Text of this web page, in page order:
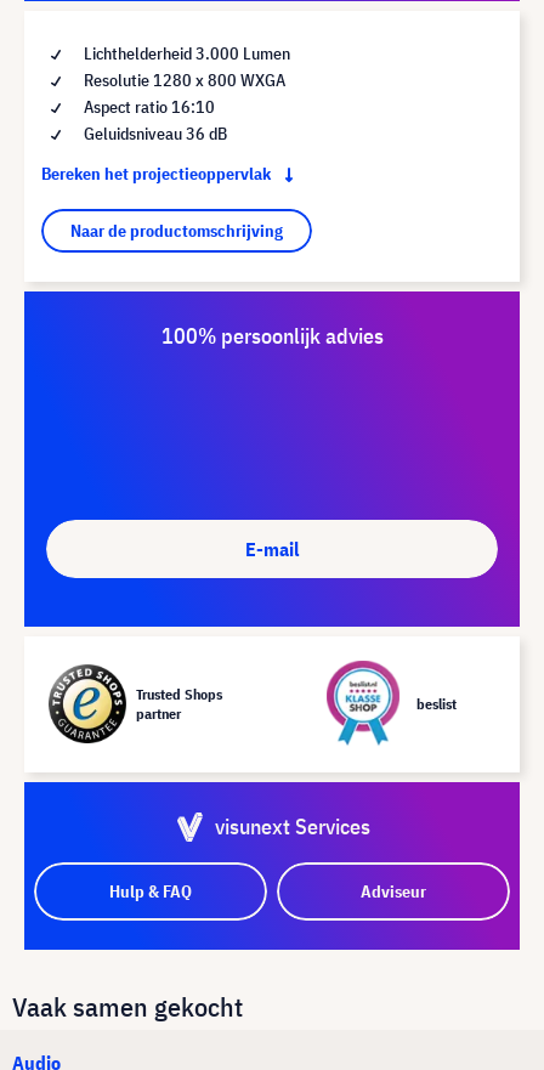
Lichthelderheid 3.000 Lumen
Resolutie 1280 x 800 WXGA
Aspect ratio 16:10
Geluidsniveau 36 dB
Bereken het projectieoppervlak
Naar de productomschrijving
100% persoonlijk advies
E-mail
Trusted Shops
partner
beslist
visunext Services
Hulp & FAQ Adviseur
Vaak samen gekocht
Audio